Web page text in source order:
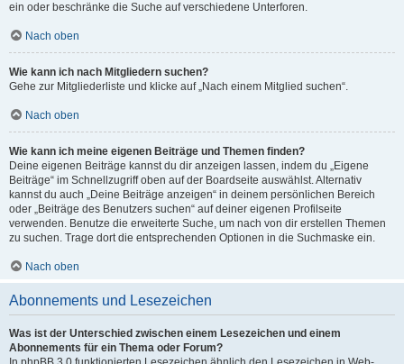
ein oder beschränke die Suche auf verschiedene Unterforen.
Nach oben
Wie kann ich nach Mitgliedern suchen?
Gehe zur Mitgliederliste und klicke auf „Nach einem Mitglied suchen“.
Nach oben
Wie kann ich meine eigenen Beiträge und Themen finden?
Deine eigenen Beiträge kannst du dir anzeigen lassen, indem du „Eigene
Beiträge“ im Schnellzugriff oben auf der Boardseite auswählst. Alternativ
kannst du auch „Deine Beiträge anzeigen“ in deinem persönlichen Bereich
oder „Beiträge des Benutzers suchen“ auf deiner eigenen Profilseite
verwenden. Benutze die erweiterte Suche, um nach von dir erstellen Themen
zu suchen. Trage dort die entsprechenden Optionen in die Suchmaske ein.
Nach oben
Abonnements und Lesezeichen
Was ist der Unterschied zwischen einem Lesezeichen und einem
Abonnements für ein Thema oder Forum?